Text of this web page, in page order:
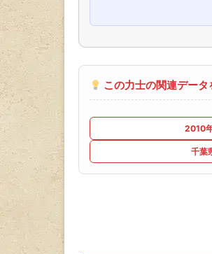
この力士の関連データ
2010
千葉